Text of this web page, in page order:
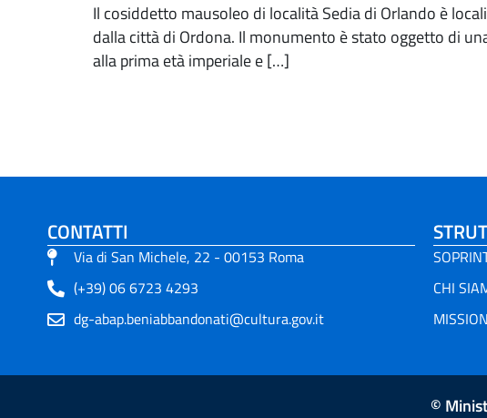
Il cosiddetto mausoleo di località Sedia di Orlando è
dalla città di Ordona. Il monumento è stato oggetto di
alla prima età imperiale e […]
CONTATTI
Via di San Michele, 22 - 00153 Roma
(+39) 06 6723 4293
dg-abap.beniabbandonati@cultura.gov.it
CHI
MISSION
©